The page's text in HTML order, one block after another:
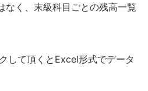
なく、末級科目ごとの残高一覧
して頂くとExcel形式でデータ